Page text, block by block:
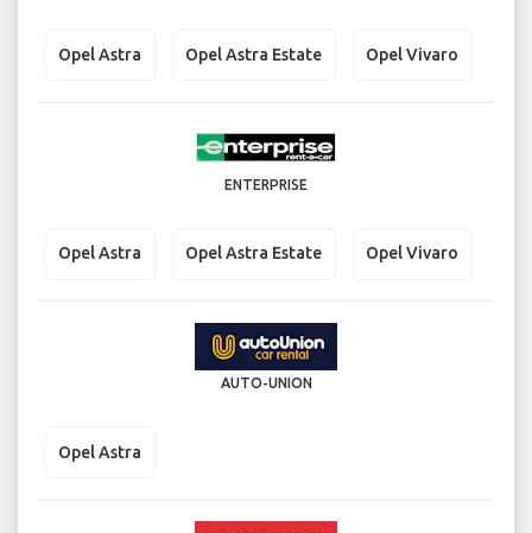
Opel Astra Opel Astra Estate Opel Vivaro
ENTERPRISE
Opel Astra Opel Astra Estate Opel Vivaro
AUTO-UNION
Opel Astra